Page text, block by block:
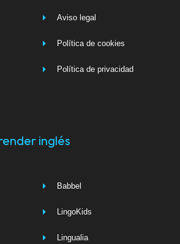
Aviso legal
Política de cookies
Política de privacidad
inglés
Babbel
LingoKids
Lingualia